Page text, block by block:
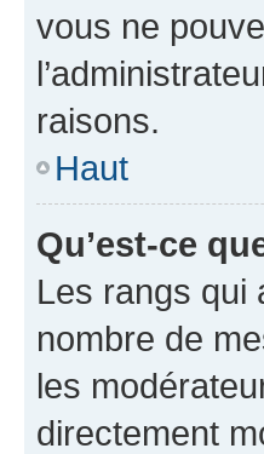
vous ne
raisons.
Haut
Qu’est-ce
Les rangs qui
nombre de
les
directement